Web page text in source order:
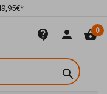
contact_support person shopping_basket0
